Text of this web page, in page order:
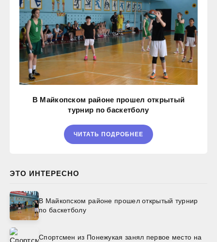
В Майкопском районе прошел открытый
турнир по баскетболу
ЧИТАТЬ ПОДРОБНЕЕ
ЭТО ИНТЕРЕСНО
В Майкопском районе прошел открытый турнир
по баскетболу
Спортсмен из Понежукая занял первое место на